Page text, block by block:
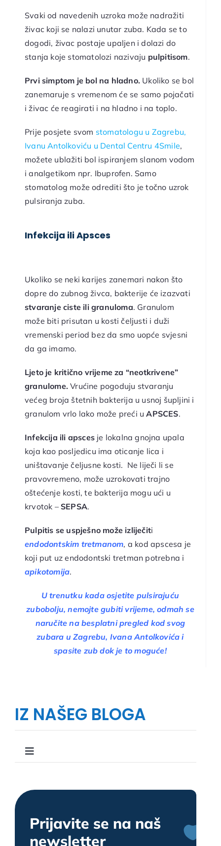
Svaki od navedenih uzroka može nadražiti
živac koji se nalazi unutar zuba. Kada se to
dogodi, živac postaje upaljen i dolazi do
stanja koje stomatolozi nazivaju pulpitisom.
Prvi simptom je bol na hladno. Ukoliko se bol
zanemaruje s vremenom će se samo pojačati
i živac će reagirati i na hladno i na toplo.
Prije posjete svom stomatologu u Zagrebu,
Ivanu Antolkoviću u Dental Centru 4Smile,
možete ublažiti bol ispiranjem slanom vodom
i analgetikom npr. Ibuprofen. Samo
stomatolog može odrediti što je točno uzrok
pulsiranja zuba.
Infekcija ili Apsces
Ukoliko se neki karijes zanemari nakon što
dopre do zubnog živca, bakterije će izazvati
stvaranje ciste ili granuloma. Granulom
može biti prisutan u kosti čeljusti i duži
vremenski period bez da smo uopće svjesni
da ga imamo.
Ljeto je kritično vrijeme za “neotkrivene”
granulome.Vrućine pogoduju stvaranju
većeg broja štetnih bakterija u usnoj šupljini i
granulom vrlo lako može preći uAPSCES.
Infekcija ili apscesje lokalna gnojna upala
koja kao posljedicu ima oticanje lica i
uništavanje čeljusne kosti. Ne liječi li se
pravovremeno, može uzrokovati trajno
oštećenje kosti, te bakterija mogu ući u
krvotok – SEPSA.
Pulpitis se uspješno može izliječiti
endodontskim tretmanom, a kod apscesa je
koji put uz endodontski tretman potrebna i
apikotomija.
U trenutku kada osjetite pulsirajuću
zubobolju, nemojte gubiti vrijeme, odmah se
naručite na besplatni pregled kod svog
zubara u Zagrebu, Ivana Antolkovića i
spasite zub dok je to moguće!
IZ NAŠEG BLOGA
Toggle
Upute i savjeti u stomatologiji
Zanimljivosti u stomatologiji
Prijavite se na naš
newsletter